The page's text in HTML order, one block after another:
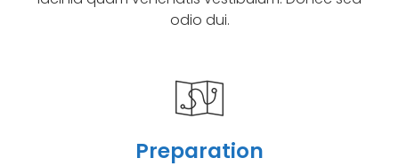
odio dui.
Preparation